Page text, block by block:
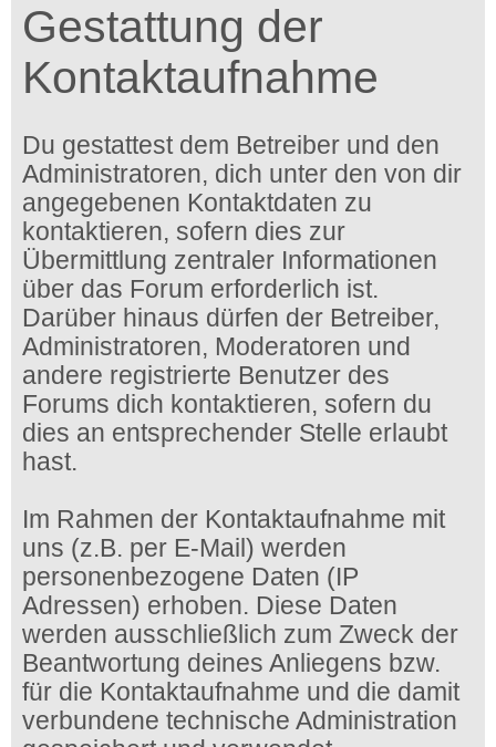
Gestattung der
Kontaktaufnahme
Du gestattest dem Betreiber und den
Administratoren, dich unter den von dir
angegebenen Kontaktdaten zu
kontaktieren, sofern dies zur
Übermittlung zentraler Informationen
über das Forum erforderlich ist.
Darüber hinaus dürfen der Betreiber,
Administratoren, Moderatoren und
andere registrierte Benutzer des
Forums dich kontaktieren, sofern du
dies an entsprechender Stelle erlaubt
hast.
Im Rahmen der Kontaktaufnahme mit
uns (z.B. per E-Mail) werden
personenbezogene Daten (IP
Adressen) erhoben. Diese Daten
werden ausschließlich zum Zweck der
Beantwortung deines Anliegens bzw.
für die Kontaktaufnahme und die damit
verbundene technische Administration